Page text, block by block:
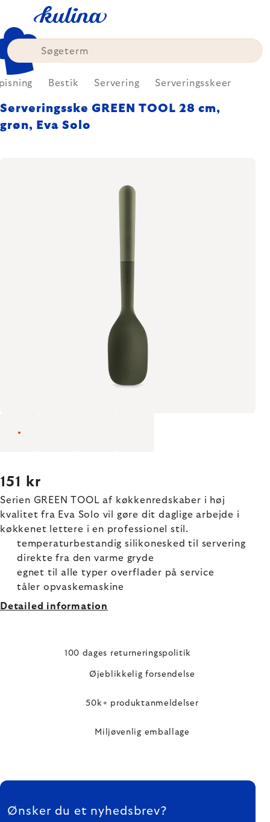
content
Bestik Servering Serveringsskeer
Serveringsske GREEN TOOL 28 cm,
grøn, Eva Solo
151 kr
Serien GREEN TOOL af køkkenredskaber i høj
kvalitet fra Eva Solo vil gøre dit daglige arbejde i
køkkenet lettere i en professionel stil.
temperaturbestandig silikonesked til servering
direkte fra den varme gryde
egnet til alle typer overflader på service
tåler opvaskemaskine
Detailed information
100 dages returneringspolitik
Øjeblikkelig forsendelse
50k+ produktanmeldelser
Miljøvenlig emballage
FOOTER
Ønsker du et nyhedsbrev?